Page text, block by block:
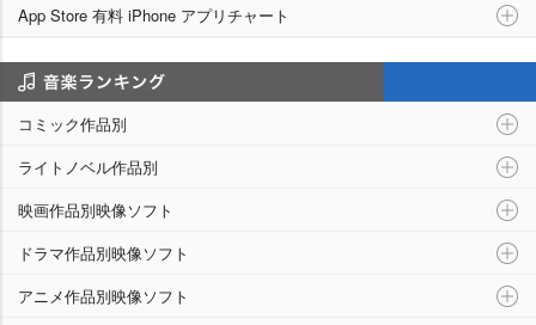
App Store 有料 iPhone アプリチャート
コミック作品別
ライトノベル作品別
映画作品別映像ソフト
ドラマ作品別映像ソフト
アニメ作品別映像ソフト